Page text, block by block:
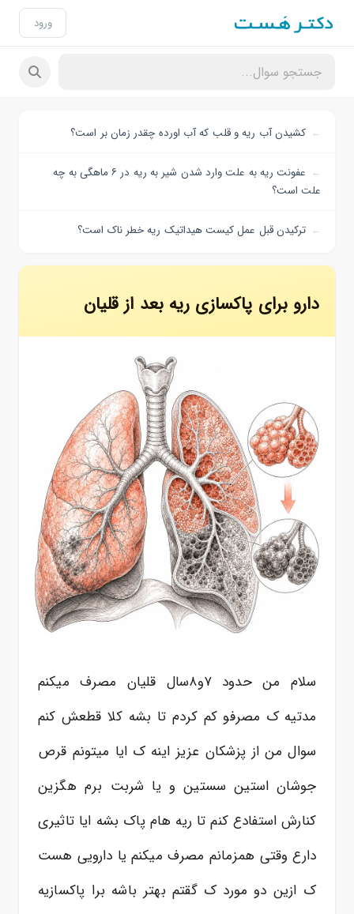
ورود
کشیدن آب ریه و قلب که آب اورده چقدر زمان بر است؟
عفونت ریه به علت وارد شدن شیر به ریه در ۶ ماهگی به چه
علت است؟
ترکیدن قبل عمل کیست هیداتیک ریه خطر ناک است؟
دارو برای پاکسازی ریه بعد از قلیان
سلام من حدود ۷و۸سال قلیان مصرف میکنم
مدتیه ک مصرفو کم کردم تا بشه کلا قطعش کنم
سوال من از پزشکان عزیز اینه ک ایا میتونم قرص
جوشان استین سستین و یا شربت برم هگزین
کنارش استفادع کنم تا ریه هام پاک بشه ایا تاثیری
دارع وقتی همزمانم مصرف میکنم یا دارویی هست
ک ازین دو مورد ک گقتم بهتر باشه برا پاکسازیه